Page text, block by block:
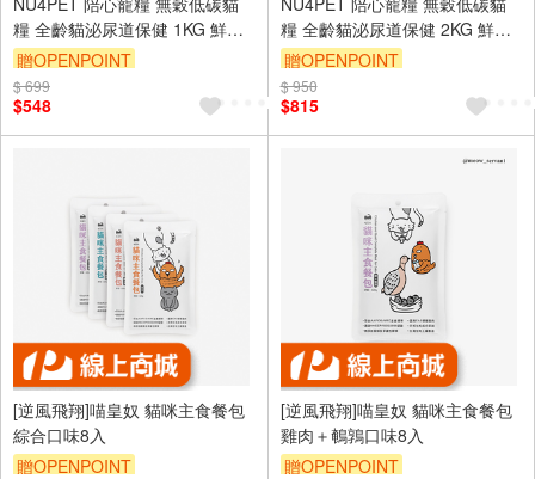
糧 全齡貓泌尿道保健 1KG 鮮雞
野莓口味 爆毛配方 貓飼料
贈OPENPOINT
$ 699
$548
糧 全齡貓泌尿道保健 2KG 鮮雞
野莓口味 爆毛配方 貓飼料
贈OPENPOINT
$ 950
$815
[逆風飛翔]喵皇奴 貓咪主食餐包
綜合口味8入
贈OPENPOINT
[逆風飛翔]喵皇奴 貓咪主食餐包
雞肉＋鵪鶉口味8入
贈OPENPOINT